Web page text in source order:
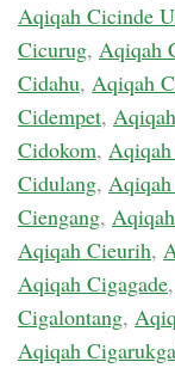
Aqiqah Cicinde
Cicurug, Aqiqah
Cidahu, Aqiqah
Cidempet,
Cidokom,
Cidulang,
Ciengang,
Aqiqah Cieurih,
Aqiqah Cigagade,
Cigalontang,
Aqiqah